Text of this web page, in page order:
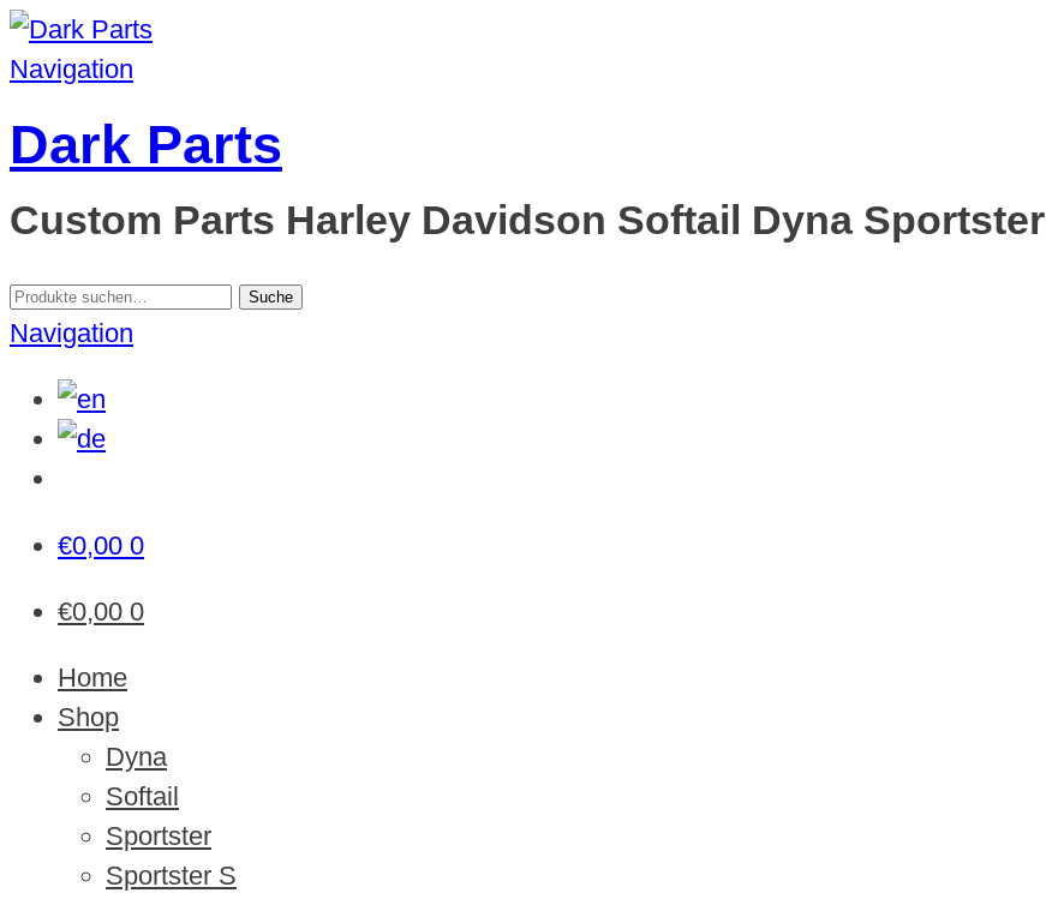
Navigation
Dark Parts
Custom Parts Harley Davidson Softail Dyna Sportster
Suche
nach:
Suche
Navigation
€0,00 0
€0,00 0
Home
Shop
Dyna
Softail
Sportster
Sportster S